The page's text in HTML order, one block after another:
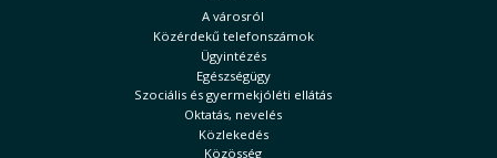
A városról
Közérdekű telefonszámok
Ügyintézés
Egészségügy
Szociális és gyermekjóléti ellátás
Oktatás, nevelés
Közlekedés
Közösség